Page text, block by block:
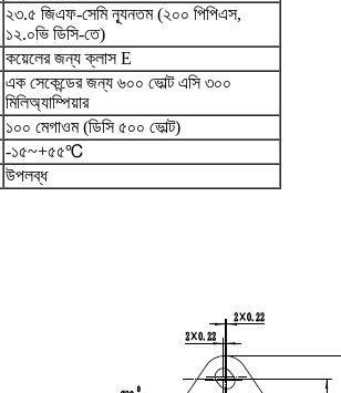
২৩.৫ জিএফ-সেমি ন্যূনতম (২০০ পিপিএস,
১২.০ভি ডিসি-তে)
কয়েলের জন্য ক্লাস E
এক সেকেন্ডের জন্য ৬০০ ভোল্ট এসি ৩০০
মিলিঅ্যাম্পিয়ার
১০০ মেগাওম (ডিসি ৫০০ ভোল্ট)
-১৫~+৫৫℃
উপলব্ধ